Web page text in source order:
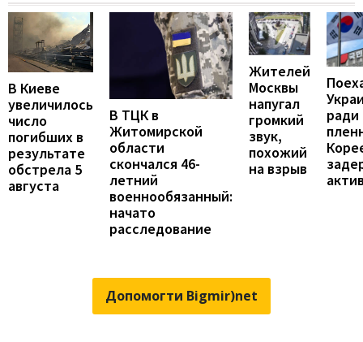
В Киеве
увеличилось
число
погибших в
результате
обстрела 5
августа
В ТЦК в
Житомирской
области
скончался 46-
летний
военнообязанный:
начато
расследование
Жителей
Москвы
напугал
громкий
звук,
похожий
на взрыв
ради
Допомогти Bigmir)net